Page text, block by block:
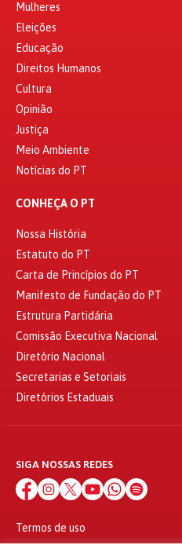
Mulheres
Eleições
Educação
Direitos Humanos
Cultura
Opinião
Justiça
Meio Ambiente
Notícias do PT
CONHEÇA O PT
Nossa História
Estatuto do PT
Carta de Princípios do PT
Manifesto de Fundação do PT
Estrutura Partidária
Comissão Executiva Nacional
Diretório Nacional
Secretarias e Setoriais
Diretórios Estaduais
SIGA NOSSAS REDES
Termos de uso